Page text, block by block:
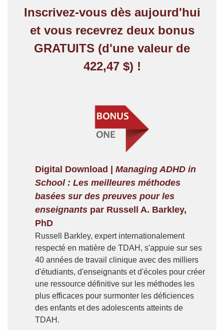
Inscrivez-vous dès aujourd'hui
et vous recevrez deux bonus
GRATUITS (d'une valeur de
422,47 $) !
Digital Download | Managing ADHD in
School : Les meilleures méthodes
basées sur des preuves pour les
enseignants par Russell A. Barkley,
PhD
Russell Barkley, expert internationalement
respecté en matière de TDAH, s'appuie sur ses
40 années de travail clinique avec des milliers
d'étudiants, d'enseignants et d'écoles pour créer
une ressource définitive sur les méthodes les
plus efficaces pour surmonter les déficiences
des enfants et des adolescents atteints de
TDAH.